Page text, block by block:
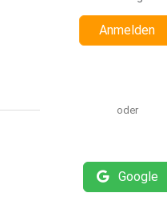
Anmelden
oder
Google